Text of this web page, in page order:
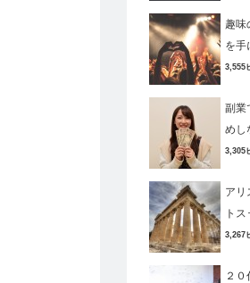
趣味
を手
3,555
副業
めし
3,305
アリ
ト
3,267
２